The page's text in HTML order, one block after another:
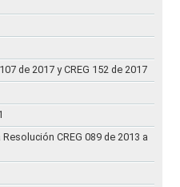
de 2017 y CREG 152 de 2017
CREG 089 de 2013 a